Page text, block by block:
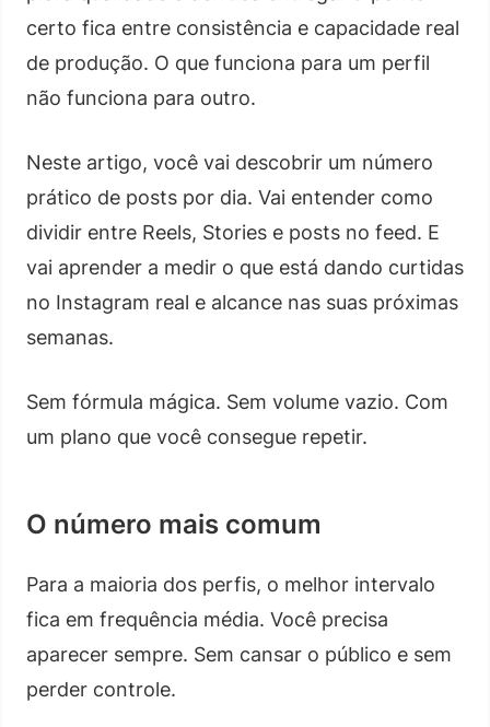
certo fica entre consistência e capacidade real
de produção. O que funciona para um perfil
não funciona para outro.
Neste artigo, você vai descobrir um número
prático de posts por dia. Vai entender como
dividir entre Reels, Stories e posts no feed. E
vai aprender a medir o que está dando curtidas
no Instagram real e alcance nas suas próximas
semanas.
Sem fórmula mágica. Sem volume vazio. Com
um plano que você consegue repetir.
O número mais comum
Para a maioria dos perfis, o melhor intervalo
fica em frequência média. Você precisa
aparecer sempre. Sem cansar o público e sem
perder controle.